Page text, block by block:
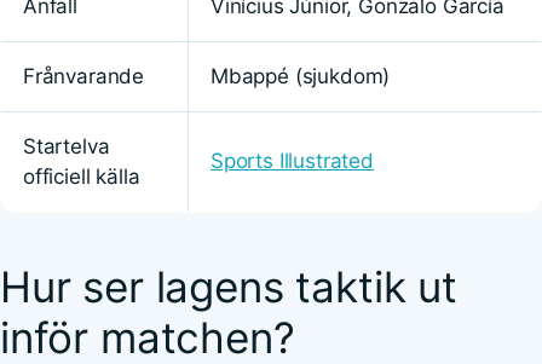
Anfall Vinícius Júnior, Gonzalo García
Frånvarande Mbappé (sjukdom)
Startelva
officiell källa
Sports Illustrated
Hur ser lagens taktik ut
inför matchen?